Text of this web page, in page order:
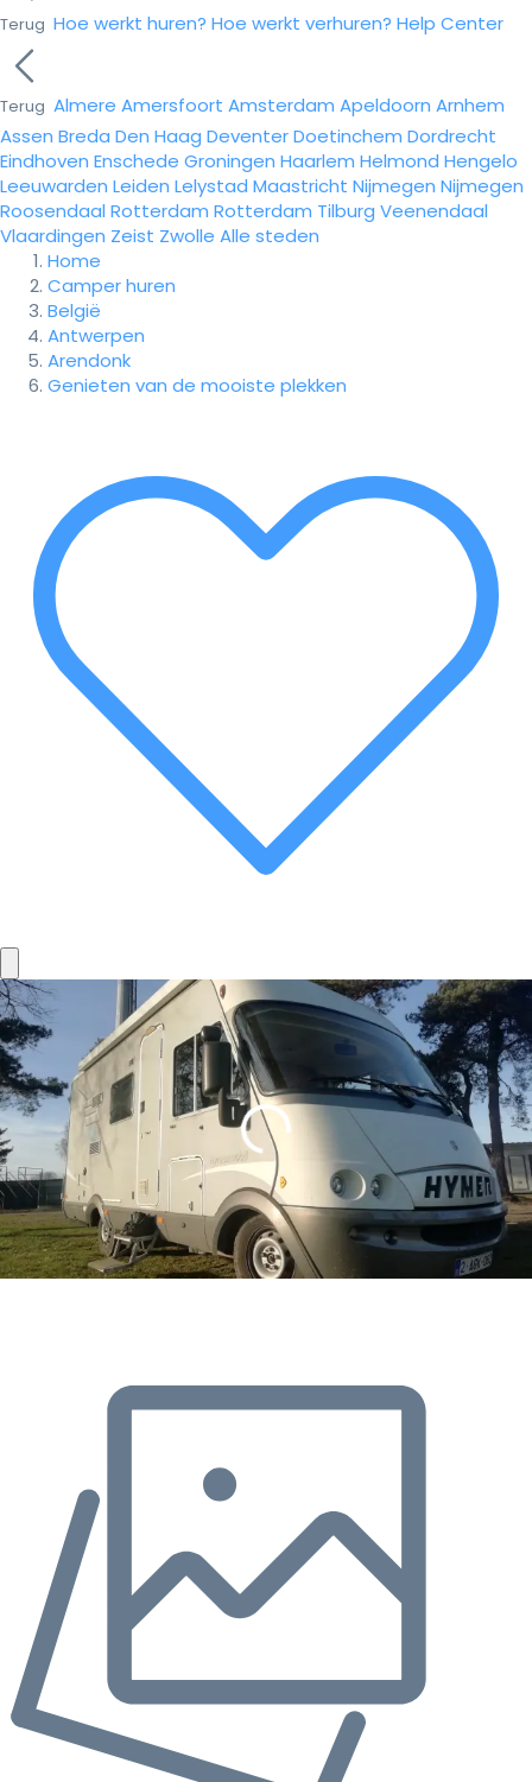
Terug Hoe werkt huren? Hoe werkt verhuren? Help Center
Terug Almere Amersfoort Amsterdam Apeldoorn Arnhem
Assen Breda Den Haag DeventerDoetinchem Dordrecht
Eindhoven Enschede Groningen Haarlem Helmond Hengelo
Leeuwarden Leiden Lelystad Maastricht Nijmegen Nijmegen
Roosendaal Rotterdam Rotterdam Tilburg Veenendaal
Vlaardingen Zeist Zwolle Alle steden
Home
Camper huren
België
Antwerpen
Arendonk
Genieten van de mooiste plekken